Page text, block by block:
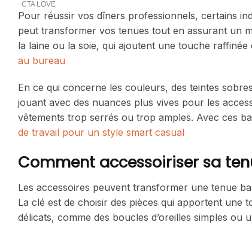
Pour réussir vos dîners professionnels, certains
peut transformer vos tenues tout en assurant un
la laine ou la soie, qui ajoutent une touche
au bureau
En ce qui concerne les couleurs, des teintes
jouant avec des nuances plus vives pour les
vêtements trop serrés ou trop amples. Avec ces
de travail pour un style smart casual
Comment accessoiriser sa
Les accessoires peuvent transformer une tenue
La clé est de choisir des pièces qui apportent une
délicats, comme des boucles d’oreilles simples